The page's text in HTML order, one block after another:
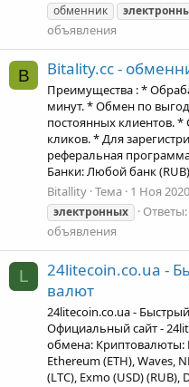
обменник
объявления
B Bitality.cc -
Преимущества : *
минут. * Обмен по
постоянных клиентов.
кликов. * Для
реферальная
Банки: Любой банк
Bitallity Тема 1 Ноя 2020
электронных
Ответы:
объявления
L
24litecoin.co.ua -
валют
24litecoin.co.ua -
Официальный сайт -
обмена: Криптовалюты:
Ethereum (ETH), Waves,
(LTC), Exmo (USD) (RUB),